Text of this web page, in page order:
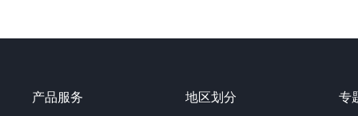
产品服务 地区划分 专